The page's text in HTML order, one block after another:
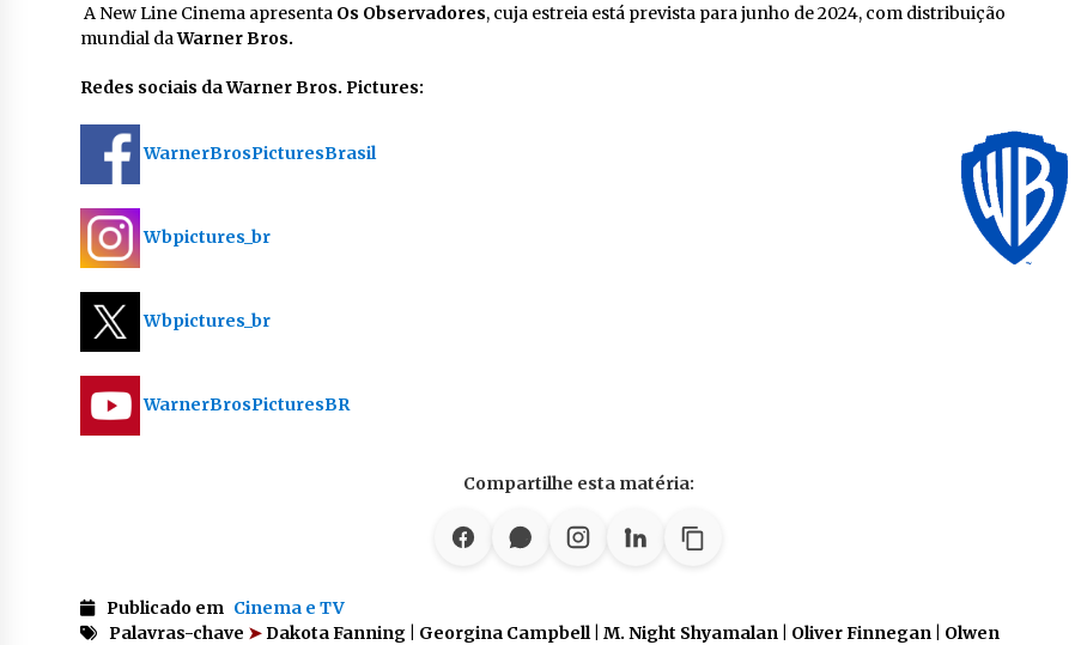
A New Line Cinema apresenta Os Observadores, cuja estreia está prevista para junho de 2024, com distribuição
mundial daWarner Bros.
Redes sociais da Warner Bros. Pictures:
WarnerBrosPicturesBrasil
Wbpictures_br
Wbpictures_br
WarnerBrosPicturesBR
Compartilhe esta matéria:
Publicado em Cinema e TV
Palavras-chave ➤Dakota Fanning | Georgina Campbell | M. Night Shyamalan | Oliver Finnegan | Olwen